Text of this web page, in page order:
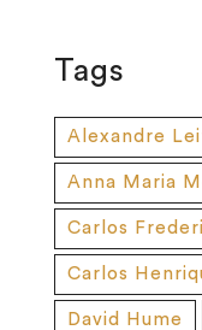
Tags
Alexandre
Anna Maria
Carlos
Carlos
David Hume